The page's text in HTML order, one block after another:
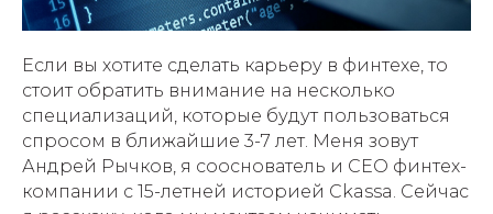
Если вы хотите сделать карьеру в финтехе, то
стоит обратить внимание на несколько
специализаций, которые будут пользоваться
спросом в ближайшие 3-7 лет. Меня зовут
Андрей Рычков, я сооснователь и CEO финтех-
компании с 15-летней историей Ckassa. Сейчас